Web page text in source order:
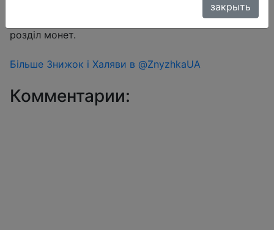
Знижка монетками 195 Coins у додатку через
розділ монет.
Більше Знижок і Халяви в @ZnyzhkaUA
Комментарии:
закрыть